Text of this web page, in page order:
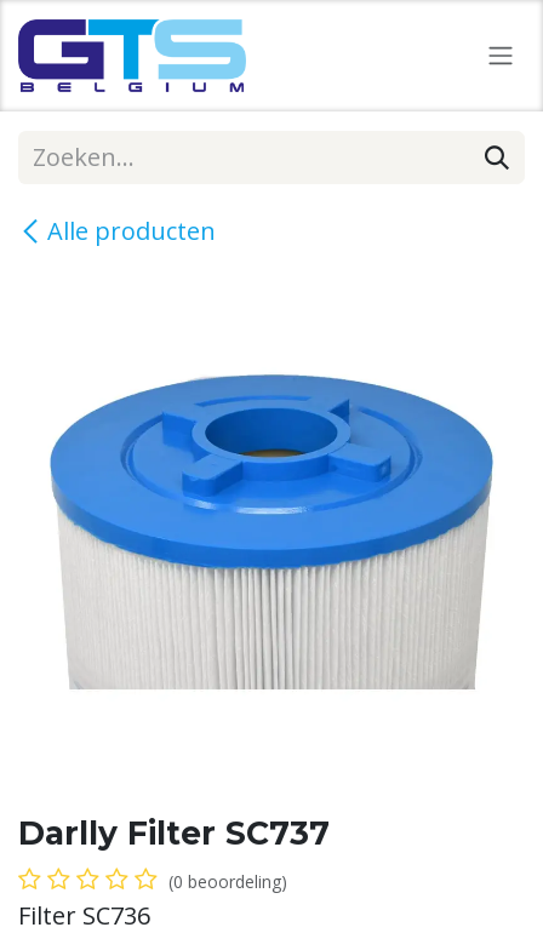
Overslaan naar inhoud
Alle producten
Darlly Filter SC737
(0 beoordeling)
Filter SC736